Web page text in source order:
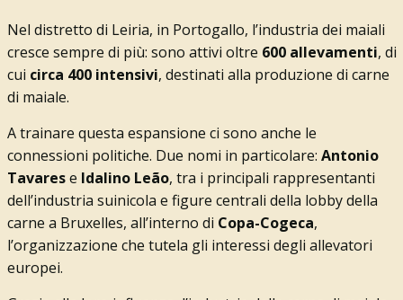
Nel distretto di Leiria, in Portogallo, l’industria dei maiali
cresce sempre di più: sono attivi oltre 600 allevamenti, di
cui circa 400 intensivi, destinati alla produzione di carne
di maiale.
A trainare questa espansione ci sono anche le
connessioni politiche. Due nomi in particolare: Antonio
Tavarese Idalino Leão, tra i principali rappresentanti
dell’industria suinicola e figure centrali della lobby della
carne a Bruxelles, all’interno di Copa-Cogeca,
l’organizzazione che tutela gli interessi degli allevatori
europei.